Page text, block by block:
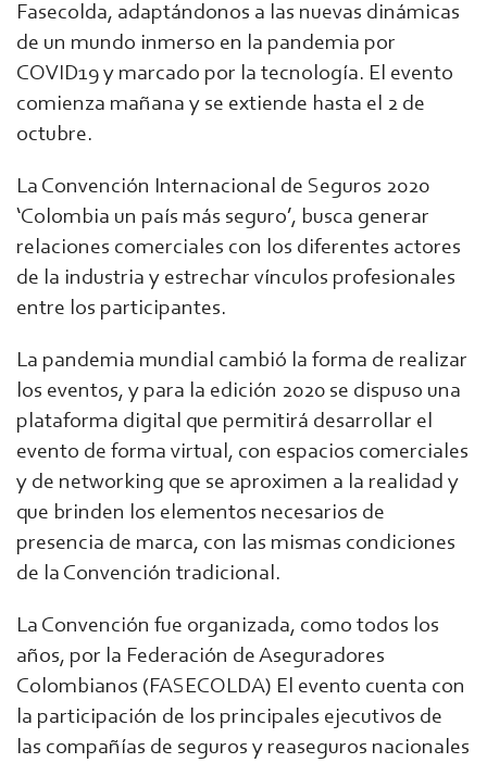
Fasecolda, adaptándonos a las nuevas dinámicas
de un mundo inmerso en la pandemia por
COVID19 y marcado por la tecnología. El evento
comienza mañana y se extiende hasta el 2 de
octubre.
La Convención Internacional de Seguros 2020
‘Colombia un país más seguro’, busca generar
relaciones comerciales con los diferentes actores
de la industria y estrechar vínculos profesionales
entre los participantes.
La pandemia mundial cambió la forma de realizar
los eventos, y para la edición 2020 se dispuso una
plataforma digital que permitirá desarrollar el
evento de forma virtual, con espacios comerciales
y de networking que se aproximen a la realidad y
que brinden los elementos necesarios de
presencia de marca, con las mismas condiciones
de la Convención tradicional.
La Convención fue organizada, como todos los
años, por la Federación de Aseguradores
Colombianos (FASECOLDA) El evento cuenta con
la participación de los principales ejecutivos de
las compañías de seguros y reaseguros nacionales